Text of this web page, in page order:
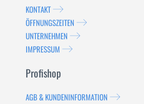
KONTAKT
ÖFFNUNGSZEITEN
UNTERNEHMEN
IMPRESSUM
Profishop
AGB & KUNDENINFORMATION